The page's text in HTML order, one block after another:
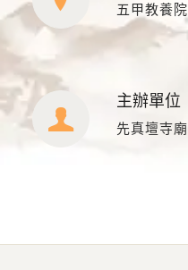
五甲教養院
主辦單位
先真壇寺廟